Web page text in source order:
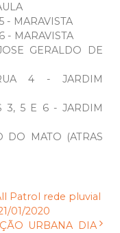
- MARAVISTA
- MARAVISTA
GERALDO DE
4 - JARDIM
3, 5 E 6 - JARDIM
DO MATO (ATRAS
Patrol
rede pluvial
01/2020
URBANA DIA